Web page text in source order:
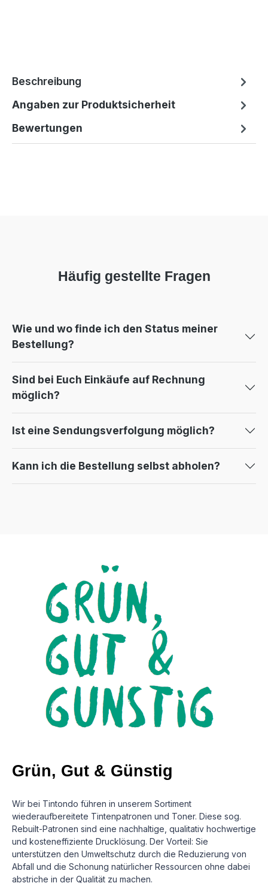
Beschreibung
Angaben zur Produktsicherheit
Bewertungen
Häufig gestellte Fragen
Wie und wo finde ich den Status meiner
Bestellung?
Sind bei Euch Einkäufe auf Rechnung
möglich?
Ist eine Sendungsverfolgung möglich?
Kann ich die Bestellung selbst abholen?
Grün, Gut & Günstig
Wir bei Tintondo führen in unserem Sortiment
wiederaufbereitete Tintenpatronen und Toner. Diese sog.
Rebuilt-Patronen sind eine nachhaltige, qualitativ hochwertige
und kosteneffiziente Drucklösung. Der Vorteil: Sie
unterstützen den Umweltschutz durch die Reduzierung von
Abfall und die Schonung natürlicher Ressourcen ohne dabei
abstriche in der Qualität zu machen.